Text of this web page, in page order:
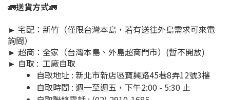
🚛送貨方式🚛
► 宅配：新竹（僅限台灣本島，若有送往外島需求可來電
詢問）
► 超商：全家（台灣本島、外島超商門市）(暫不開放)
► 自取 : 工廠自取
自取地址 : 新北市新店區寶興路45巷8弄12號3樓
自取時間 : 週一至週五，下午2:00 - 5:30 止